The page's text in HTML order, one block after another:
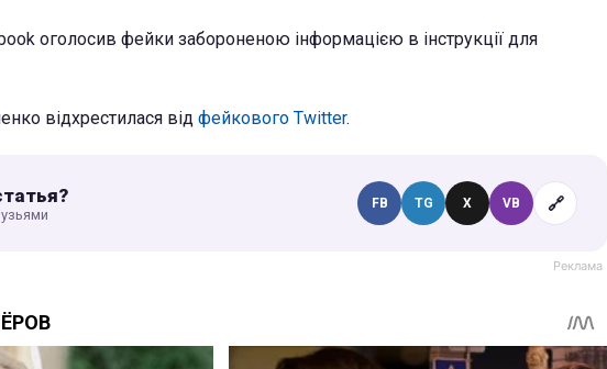
оголосив фейки забороненою інформацією в інструкції для
відхрестилася від фейкового Twitter.
FB TG X VB 🔗